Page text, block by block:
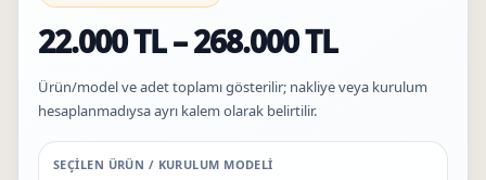
22.000 TL – 268.000 TL
Ürün/model ve adet toplamı gösterilir; nakliye veya kurulum
hesaplanmadıysa ayrı kalem olarak belirtilir.
SEÇILEN ÜRÜN / KURULUM MODELI